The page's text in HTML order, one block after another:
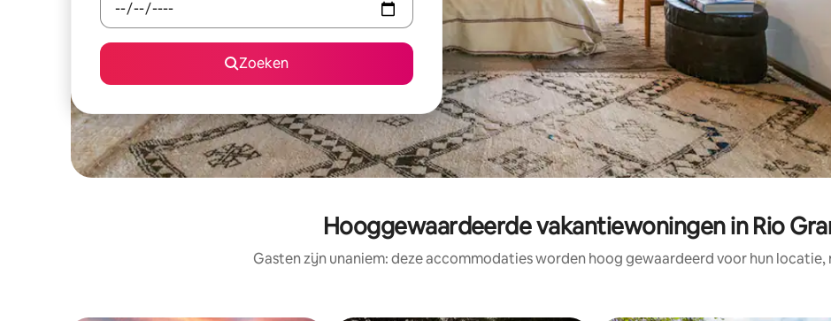
Zoeken
Hooggewaardeerde vakantiewoningen in Rio
Gasten zijn unaniem: deze accommodaties worden hoog gewaardeerd voor hun locatie,